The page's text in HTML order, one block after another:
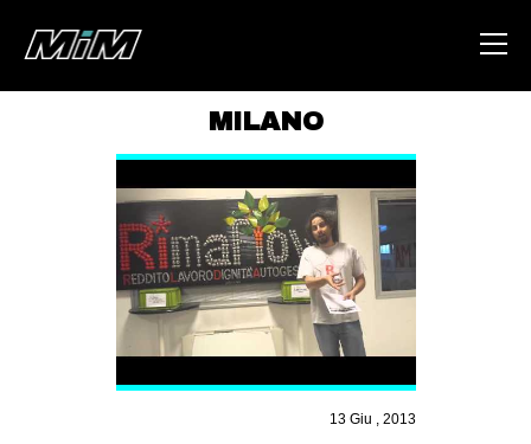
ABOUT
AREA
DEGENERAZIONE
GAZA FREESTYLE
MILANO
13 Giu , 2013